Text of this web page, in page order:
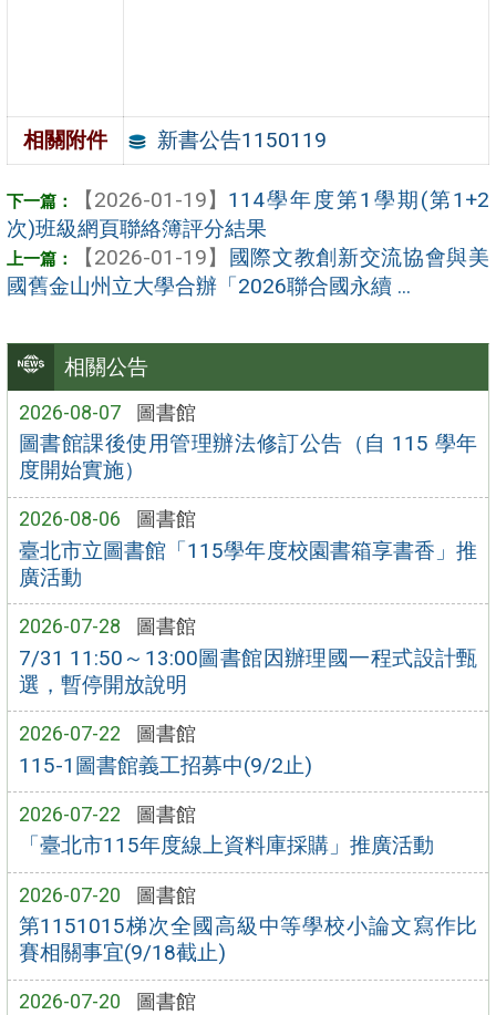
相關公告
2026-08-07 圖書館
圖書館課後使用管理辦法修訂公告（自 115 學年
度開始實施）
2026-08-06 圖書館
臺北市立圖書館「115學年度校園書箱享書香」推
廣活動
2026-07-28 圖書館
7/31 11:50～13:00圖書館因辦理國一程式設計甄
選，暫停開放說明
2026-07-22 圖書館
115-1圖書館義工招募中(9/2止)
2026-07-22 圖書館
「臺北市115年度線上資料庫採購」推廣活動
2026-07-20 圖書館
第1151015梯次全國高級中等學校小論文寫作比
賽相關事宜(9/18截止)
2026-07-20 圖書館
相關附件 新書公告1150119
【2026-01-19】 114學年度第1學期(第1+2
次)班級網頁聯絡簿評分結果
【2026-01-19】 國際文教創新交流協會與美
國舊金山州立大學合辦「2026聯合國永續 ...